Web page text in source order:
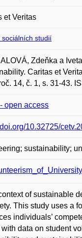
et Veritas
sociálních studií
Zdeňka a
Caritas et
14, č. 1, s. 31-43.
open access
10.32725/
sustainability;
of sustainable
This study uses a
individuals’
with data on student